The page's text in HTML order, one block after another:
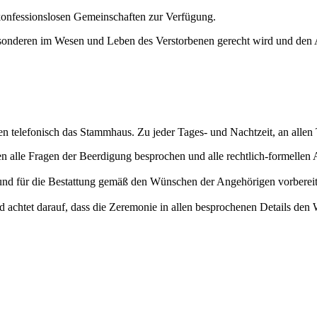
Gemeinschaften zur Verfügung.
im Wesen und Leben des Verstorbenen gerecht wird und
das Stammhaus. Zu jeder Tages- und Nachtzeit, an allen
Fragen der Beerdigung besprochen und alle rechtlich-formellen
für die Bestattung gemäß den Wünschen der Angehörigen
darauf, dass die Zeremonie in allen besprochenen Details